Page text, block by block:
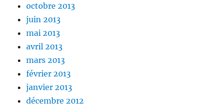
octobre 2013
juin 2013
mai 2013
avril 2013
mars 2013
février 2013
janvier 2013
décembre 2012